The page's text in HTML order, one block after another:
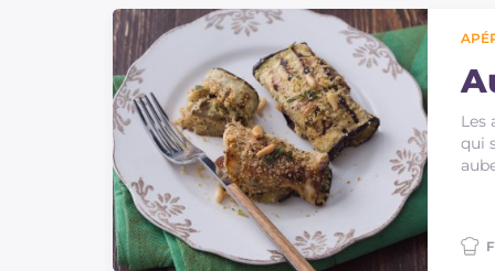
Dernieres recettes
IT Website
Instagram
Les
qui